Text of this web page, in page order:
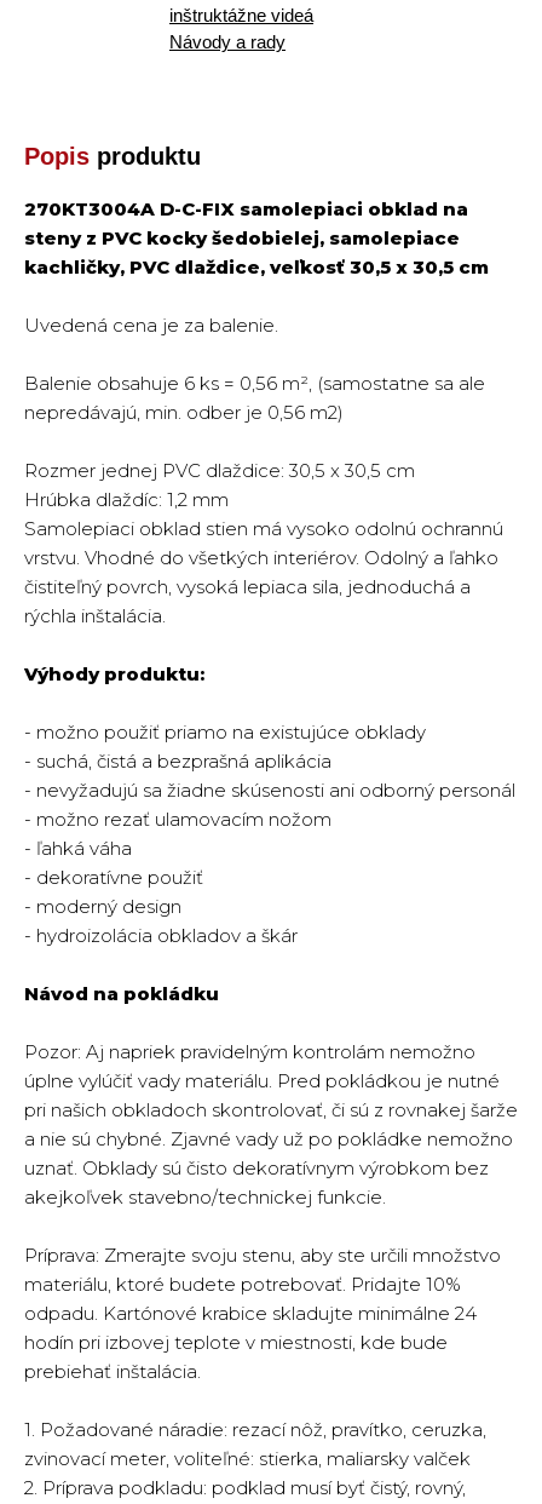
inštruktážne videá
Návody a rady
Popis produktu
270KT3004A D-C-FIX samolepiaci obklad na
steny z PVC kocky šedobielej, samolepiace
kachličky, PVC dlaždice, veľkosť 30,5 x 30,5 cm
Uvedená cena je za balenie.
Balenie obsahuje 6 ks = 0,56 m², (samostatne sa ale
nepredávajú, min. odber je 0,56 m2)
Rozmer jednej PVC dlaždice: 30,5 x 30,5 cm
Hrúbka dlaždíc: 1,2 mm
Samolepiaci obklad stien má vysoko odolnú ochrannú
vrstvu. Vhodné do všetkých interiérov. Odolný a ľahko
čistiteľný povrch, vysoká lepiaca sila, jednoduchá a
rýchla inštalácia.
Výhody produktu:
- možno použiť priamo na existujúce obklady
- suchá, čistá a bezprašná aplikácia
- nevyžadujú sa žiadne skúsenosti ani odborný personál
- možno rezať ulamovacím nožom
- ľahká váha
- dekoratívne použiť
- moderný design
- hydroizolácia obkladov a škár
Návod na pokládku
Pozor: Aj napriek pravidelným kontrolám nemožno
úplne vylúčiť vady materiálu. Pred pokládkou je nutné
pri našich obkladoch skontrolovať, či sú z rovnakej šarže
a nie sú chybné. Zjavné vady už po pokládke nemožno
uznať. Obklady sú čisto dekoratívnym výrobkom bez
akejkoľvek stavebno/technickej funkcie.
Príprava: Zmerajte svoju stenu, aby ste určili množstvo
materiálu, ktoré budete potrebovať. Pridajte 10%
odpadu. Kartónové krabice skladujte minimálne 24
hodín pri izbovej teplote v miestnosti, kde bude
prebiehať inštalácia.
1. Požadované náradie: rezací nôž, pravítko, ceruzka,
zvinovací meter, voliteľné: stierka, maliarsky valček
2. Príprava podkladu: podklad musí byť čistý, rovný,